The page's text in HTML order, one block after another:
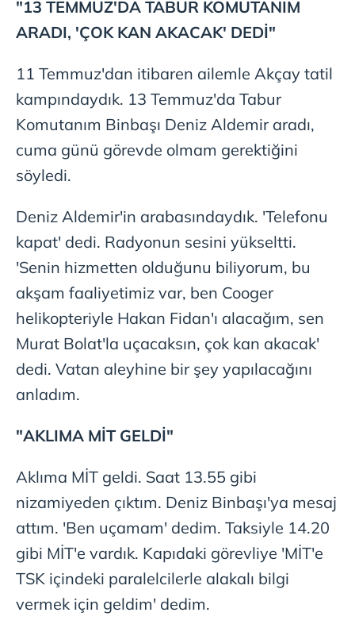
kullanılmaktadır. Diğer çerezler, sitemizin daha işlevsel
reklam/pazarlama faaliyetlerinin yapılması, amaçlarıyla
sınırlı olarak açık rızanız dahilinde kullanılacaktır.
Çerezlere ilişkin tercihlerinizi aşağıda yer alan panel
vasıtasıyla belirleyebilirsiniz. Çerezlere ilişkin detaylı bilgi
için Ayarlar butonuna tıklayabilir,
hazırlanmış Aydınlatma Metnimizi okumak ve sitemizde
ilgili mevzuata uygun olarak kullanılan çerezlerle ilgili bilgi
almak için lütfentıklayınız .
"13 TEMMUZ'DA TABUR KOMUTANIM
ARADI, 'ÇOK KAN AKACAK' DEDİ"
11 Temmuz'dan itibaren ailemle Akçay tatil
kampındaydık. 13 Temmuz'da Tabur
Komutanım Binbaşı Deniz Aldemir aradı,
cuma günü görevde olmam gerektiğini
söyledi.
Deniz Aldemir'in arabasındaydık. 'Telefonu
kapat' dedi. Radyonun sesini yükseltti.
'Senin hizmetten olduğunu biliyorum, bu
akşam faaliyetimiz var, ben Cooger
helikopteriyle Hakan Fidan'ı alacağım, sen
Murat Bolat'la uçacaksın, çok kan akacak'
dedi. Vatan aleyhine bir şey yapılacağını
anladım.
"AKLIMA MİT GELDİ"
Aklıma MİT geldi. Saat 13.55 gibi
nizamiyeden çıktım. Deniz Binbaşı'ya mesaj
attım. 'Ben uçamam' dedim. Taksiyle 14.20
gibi MİT'e vardık. Kapıdaki görevliye 'MİT'e
TSK içindeki paralelcilerle alakalı bilgi
vermek için geldim' dedim.